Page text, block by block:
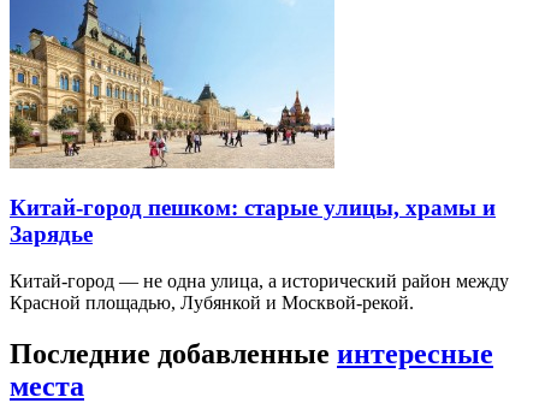
Китай-город пешком: старые улицы, храмы и
Зарядье
Китай-город — не одна улица, а исторический район между
Красной площадью, Лубянкой и Москвой-рекой.
Последние добавленные интересные
места